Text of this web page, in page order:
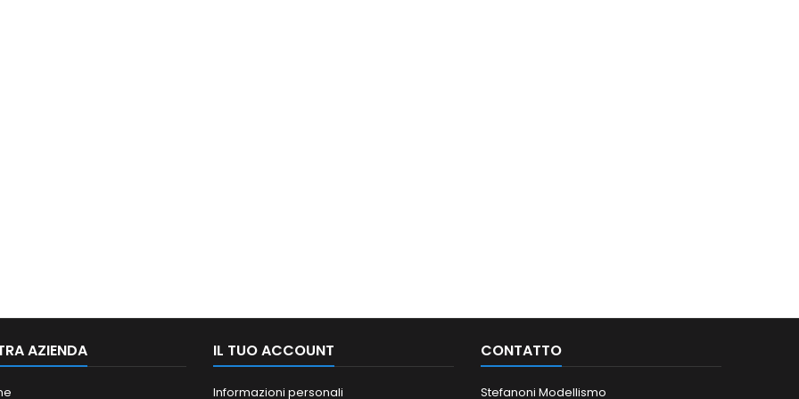
AZIENDA IL TUO ACCOUNT
Informazioni personali
CONTATTO
Stefanoni Modellismo